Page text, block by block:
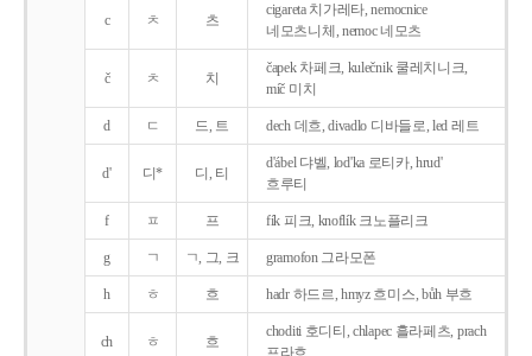
c ㅊ 츠
cigareta 치가레타, nemocnice
네모츠니체, nemoc 네모츠
č ㅊ 치
čapek 차페크, kulečnik 쿨레치니크,
míč 미치
d ㄷ 드, 트 dech 데흐, divadlo 디바들로, led 레트
d' 디* 디, 티
d'ábel 댜벨, lod'ka 로티카, hrud'
흐루티
f ㅍ 프 fík 피크, knoflík 크노플리크
g ㄱ ㄱ, 그, 크 gramofon 그라모폰
h ㅎ 흐 hadr 하드르, hmyz 흐미스, bůh 부흐
ch ㅎ 흐
choditi 호디티, chlapec 흘라페츠, prach
프라흐